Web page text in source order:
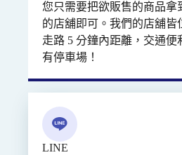
您只需要把欲販售的商品拿
的店舖即可。我們的店舖皆
走路 5 分鐘內距離，交通便
有停車場！
LINE